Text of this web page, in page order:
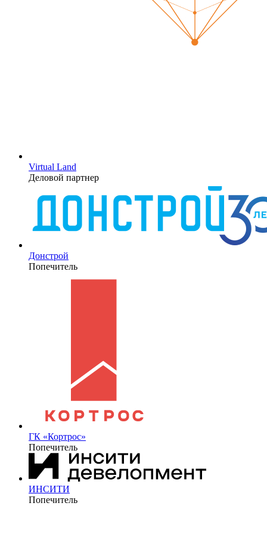
Virtual Land
Деловой партнер
Донстрой
Попечитель
ГК «Кортрос»
Попечитель
ИНСИТИ
Попечитель